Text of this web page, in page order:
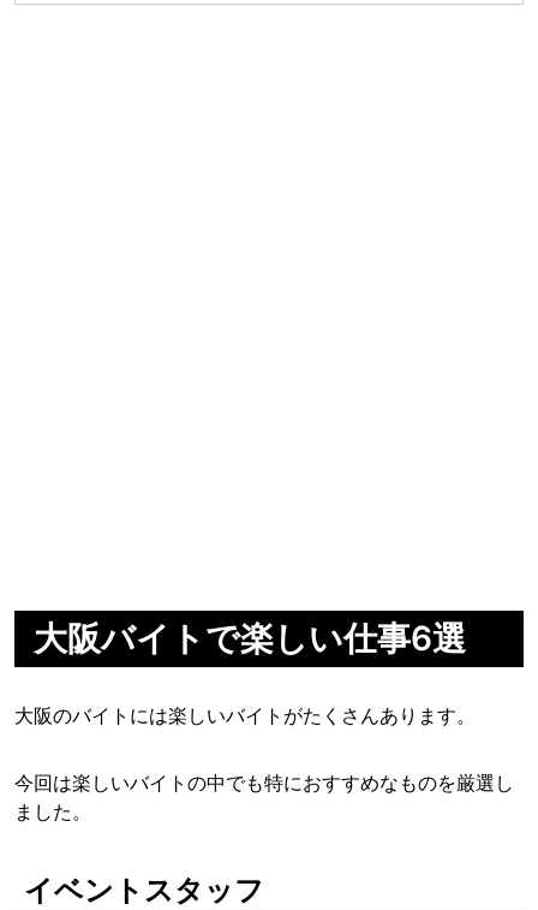
大阪バイトで楽しい仕事6選
大阪のバイトには楽しいバイトがたくさんあります。
今回は楽しいバイトの中でも特におすすめなものを厳選し
ました。
イベントスタッフ